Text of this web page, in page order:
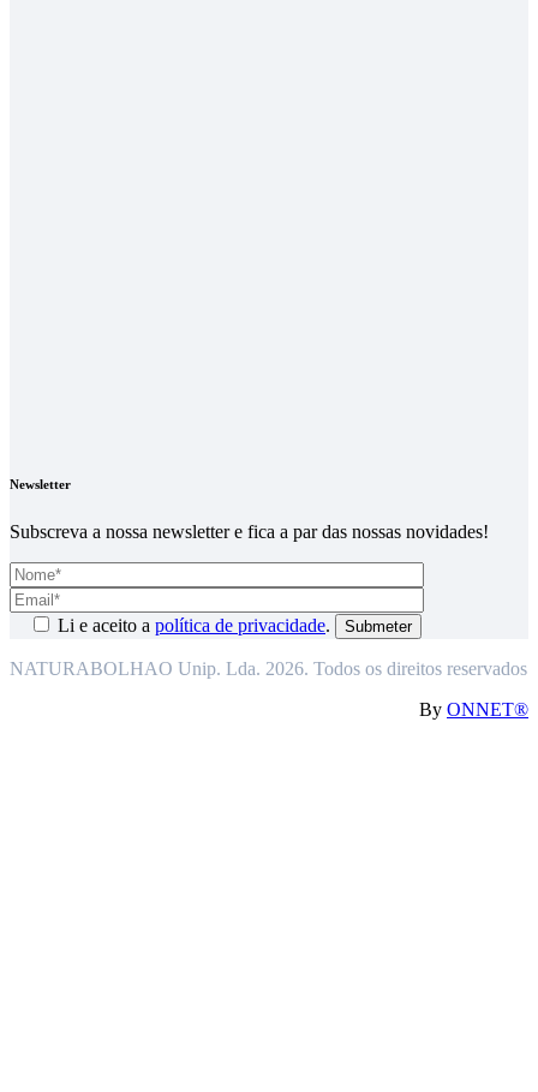
Newsletter
Subscreva a nossa newsletter e fica a par das nossas novidades!
Li e aceito a política de privacidade.
NATURABOLHAO Unip. Lda. 2026. Todos os direitos reservados
By ONNET®